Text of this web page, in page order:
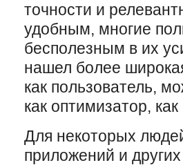
точности и
удобным, многие
бесполезным в их
нашел более
как пользователь,
как оптимизатор,
Для некоторых
приложений и